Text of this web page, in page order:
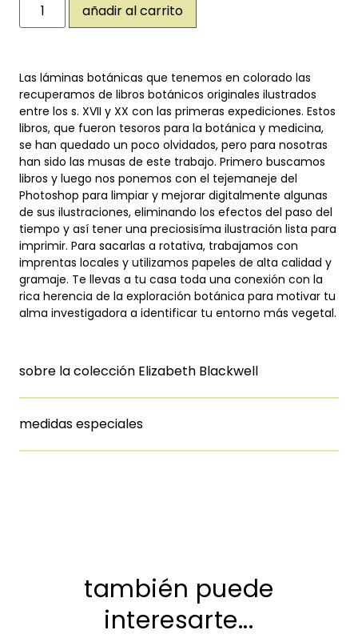
añadir al carrito
Las láminas botánicas que tenemos en colorado las
recuperamos de libros botánicos originales ilustrados
entre los s. XVII y XX con las primeras expediciones. Estos
libros, que fueron tesoros para la botánica y medicina,
se han quedado un poco olvidados, pero para nosotras
han sido las musas de este trabajo. Primero buscamos
libros y luego nos ponemos con el tejemaneje del
Photoshop para limpiar y mejorar digitalmente algunas
de sus ilustraciones, eliminando los efectos del paso del
tiempo y así tener una preciosisíma ilustración lista para
imprimir. Para sacarlas a rotativa, trabajamos con
imprentas locales y utilizamos papeles de alta calidad y
gramaje. Te llevas a tu casa toda una conexión con la
rica herencia de la exploración botánica para motivar tu
alma investigadora a identificar tu entorno más vegetal.
sobre la colección Elizabeth Blackwell
medidas especiales
también puede
interesarte...